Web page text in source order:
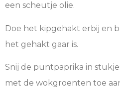
een scheutje olie.
Doe het kipgehakt erbij en
het gehakt gaar is.
Snij de puntpaprika in
met de wokgroenten toe